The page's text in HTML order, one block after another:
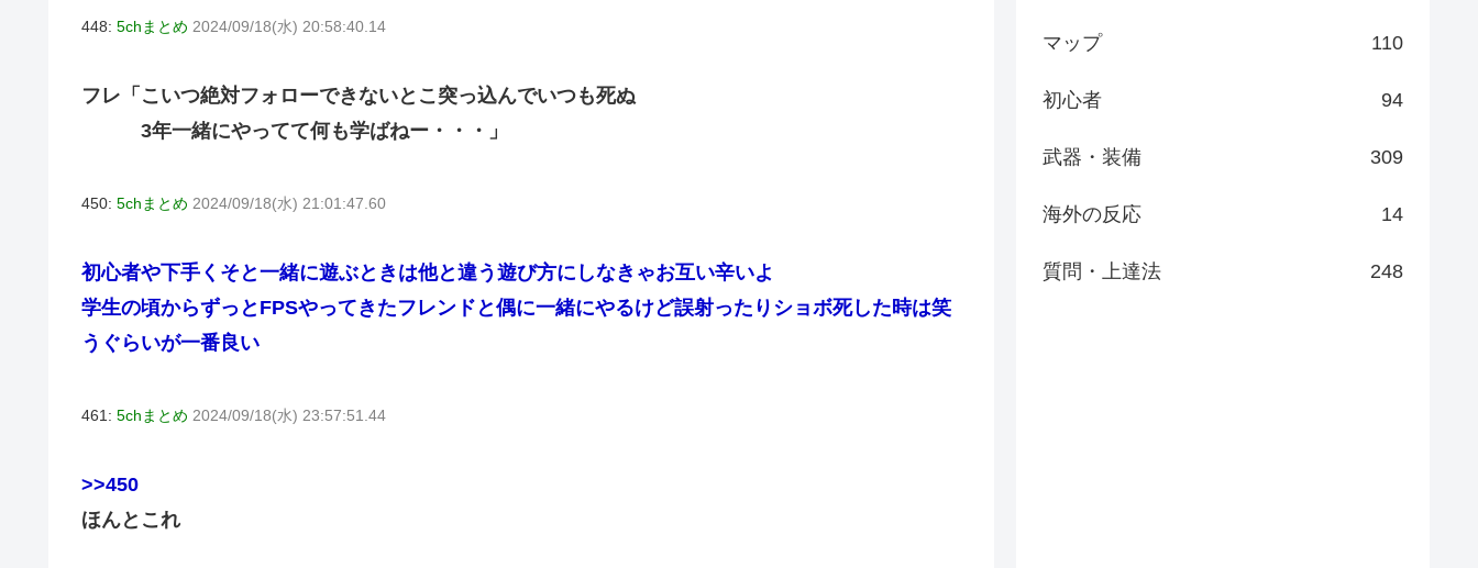
448: 5chまとめ 2024/09/18(水) 20:58:40.14
フレ「こいつ絶対フォローできないとこ突っ込んでいつも死ぬ
3年一緒にやってて何も学ばねー・・・」
450: 5chまとめ 2024/09/18(水) 21:01:47.60
初心者や下手くそと一緒に遊ぶときは他と違う遊び方にしなきゃお互い辛いよ
学生の頃からずっとFPSやってきたフレンドと偶に一緒にやるけど誤射ったりショボ死した時は笑
うぐらいが一番良い
461: 5chまとめ 2024/09/18(水) 23:57:51.44
>>450
ほんとこれ
マップ 110
初心者 94
武器・装備 309
海外の反応 14
質問・上達法 248